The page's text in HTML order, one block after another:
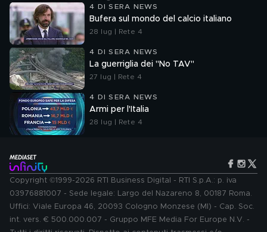
4 DI SERA NEWS
Bufera sul mondo del calcio italiano
28 lug | Rete 4
4 DI SERA NEWS
La guerriglia dei "No TAV"
27 lug | Rete 4
4 DI SERA NEWS
Armi per l'Italia
28 lug | Rete 4
Copyright ©1999-2026 RTI Business Digital - RTI S.p.A.: p. iva
03976881007 - Sede legale: Largo del Nazareno 8, 00187 Roma.
Uffici: Viale Europa 46, 20093 Cologno Monzese (MI) - Cap. Soc.
int. vers. € 500.000.007 - Gruppo MFE Media For Europe N.V. -